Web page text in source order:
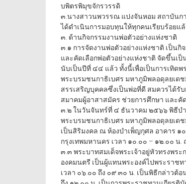
บพิตรพิมุขจักรวรรดิ
๓.นางสาวนพวรรณ แปงจันหอม สถาบันก
ได้ดำเนินการมอบทุนให้ทุกคนเรียบร้อยแ
๓. ด้านกิจกรรมงานพ่อตัวอย่างแห่งชาติ
๓.๑ การจัดงานพ่อตัวอย่างแห่งชาติ เป็น
และคัดเลือกพ่อตัวอย่างแห่งชาติ จัดขึ้นเ
นับเป็นปีที่ ๔๔ แล้ว ทั้งนี้เพื่อเป็นการเทิด
พระบรมชนกาธิเบศร มหาภูมิพลอดุลยเด
สรรเสริญบุคคลซึ่งเป็นพ่อที่ดี สมควรได้รั
สมาคมผู้อาสาสมัคร ช่วยการศึกษา และคั
๓.๒ ในวันจันทร์ที่ ๔ ธันวาคม ๒๕๖๖ พิธีบ
พระบรมชนกาธิเบศร มหาภูมิพลอดุลยเด
เป็นสิริมงคล ณ ห้องบำเพ็ญกุศล อาคาร ๑
กรุงเทพมหานคร เวลา ๑๐.๐๐ – ๑๒.๐๐ น.
๓.๓ พระบาทสมเด็จพระเจ้าอยู่หัวทรงพร
องคมนตรี เป็นผู้แทนพระองค์ไปพระราช
เวลา ๐๖.๐๐ ถึง ๐๙.๓๐ น. เป็นพิธีกล่าวต้